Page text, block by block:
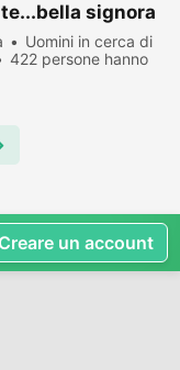
signora
Uomini in cerca di
422 persone hanno
Creare un account